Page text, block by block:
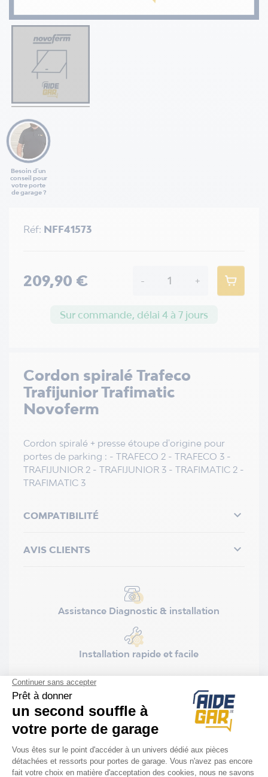
Besoin d'un
conseil pour
votre porte
de garage ?
Cordon spiralé Trafeco
Trafijunior Trafimatic
Novoferm
Cordon spiralé + presse étoupe d'origine pour
portes de parking : - TRAFECO 2 - TRAFECO 3 -
TRAFIJUNIOR 2 - TRAFIJUNIOR 3 - TRAFIMATIC 2 -
TRAFIMATIC 3
COMPATIBILITÉ 
AVIS CLIENTS 
Assistance Diagnostic & installation
Installation rapide et facile
Réf: NFF41573
209,90 € - +
Sur commande, délai 4 à 7 jours
COMPATIBILITÉ